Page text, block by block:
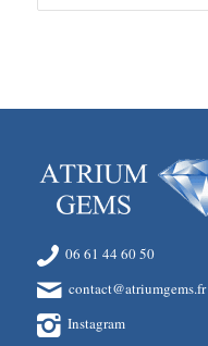
06 61 44 60 50
contact@atriumgems.fr
Instagram